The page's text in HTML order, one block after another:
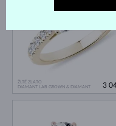
ŽLTÉ ZLATO
DIAMANT LAB GROWN & DIAMANT
3